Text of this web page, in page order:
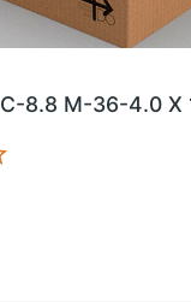
8.8 M-36-4.0 X